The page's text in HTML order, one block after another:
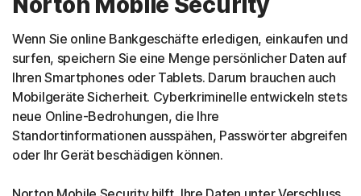
Wenn Sie online Bankgeschäfte erledigen, einkaufen und
surfen, speichern Sie eine Menge persönlicher Daten auf
Ihren Smartphones oder Tablets. Darum brauchen auch
Mobilgeräte Sicherheit. Cyberkriminelle entwickeln stets
neue Online-Bedrohungen, die Ihre
Standortinformationen ausspähen, Passwörter abgreifen
oder Ihr Gerät beschädigen können.